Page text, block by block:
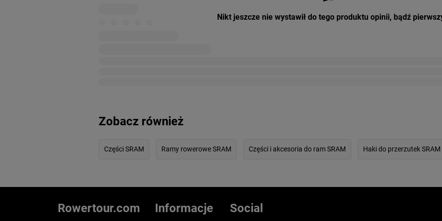
Nikt jeszcze nie wystawił do tego produktu opinii, bądź
Zobacz również
Części SRAM Ramy rowerowe SRAM Części i akcesoria do ram SRAM Haki do przerzutek SRAM
Rowertour.com Informacje Social